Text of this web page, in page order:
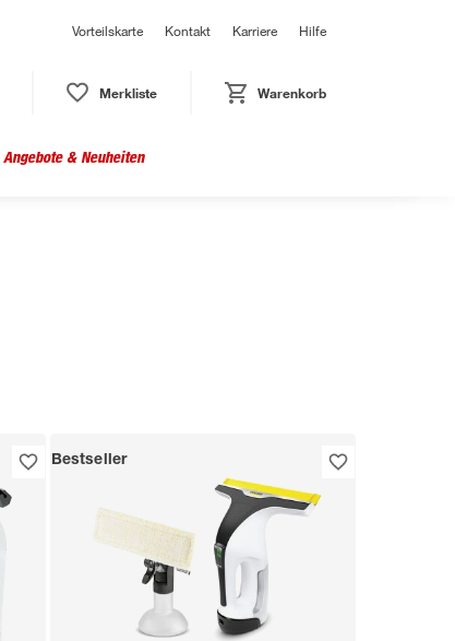
Vorteilskarte Kontakt Karriere Hilfe
Merkliste Warenkorb
Angebote & Neuheiten
Bestseller